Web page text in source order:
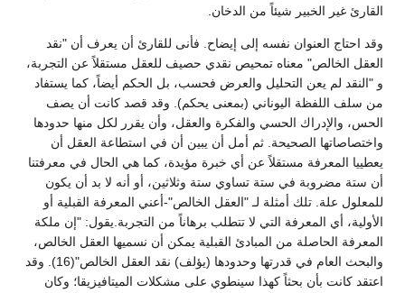
القارئ غير الخبير شيئاً من الدخان.
وقد احتاج العنوان نفسه إلى إيضاح. فأنى للقارئ أن يعرف أن "نقد
العقل الخالص" معناه تمحيص نقدي حصيف للعقل مستقلاً عن التجربة،
و "النقد لم يعن التحليل والعرض فحسب، بل الحكم أيضاً، كما يستفاد
من سلف اللفظة اليوناني (بمعنى يحكم). وقد قصد كانت أن يصف
الحس، والإدراك الحسي والفكرة والعقل، وأن يقرر لكل منها حدودها
واختصاصاتها الصحيحة. ثم أمل أن يبين أن في استطاعة العقل أن
يعطييا المعرفة مستقلاً عن أي خبرة مؤيدة، كما هي الحال في معرفتنا
أن ستة مضروبة في ستة تساوي ستة وثلاثين، أو أنه لا بد أن يكون
للمعلول علة. تلك أمثلة لـ "العقل الخالص"-أعني المعرفة القبلية أو
الأولية، أي المعرفة التي لا تتطلب برهاناً من التجربة.يقول: "إن ملكة
المعرفة الحاصلة من المبادئ القبلية يمكن أن نسميها العقل الخالص،
والبحث العام في قدرتها وحدودها (يؤلف) نقد العقل الخالص"(16). وقد
اعتقد كانت بأن بحثاً كهذا سينطوي على مشكلات الميتافيزيقا؛ وكان